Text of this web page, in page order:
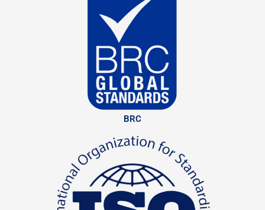
BRC